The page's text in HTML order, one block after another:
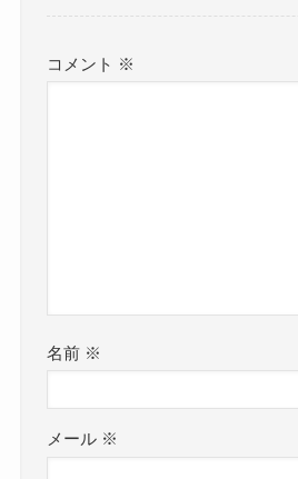
コメント ※
名前 ※
メール ※